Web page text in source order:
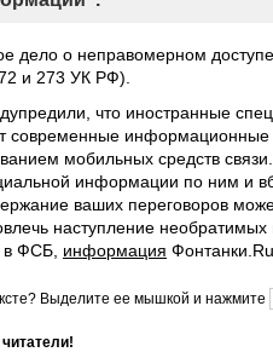
дело о неправомерном
и 273 УК РФ).
что иностранные
современные информационные
мобильных средств
информации по ним и
ваших переговоров
наступление
в ФСБ, информация Фонтанки.Ru
Выделите ее мышкой и нажмите